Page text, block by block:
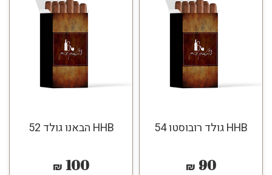
HHB גולד רובוסטו 54
90
₪
HHB הבאנו גולד 52
100
₪